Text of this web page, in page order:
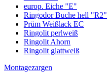
europ. Eiche "E"
Ringodor Buche hell "R2"
Prüm Weißlack EC
Ringolit perlweiß
Ringolit Ahorn
Ringolit glattweiß
Montagezargen